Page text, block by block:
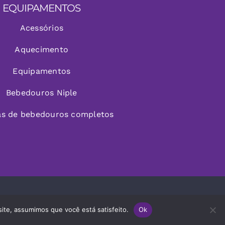
EQUIPAMENTOS
Acessórios
Aquecimento
Equipamentos
Bebedouros Niple
de bebedouros completos
|
assumimos que você está satisfeito. Ok